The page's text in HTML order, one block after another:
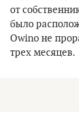
от
было
Owino не
трех месяцев.